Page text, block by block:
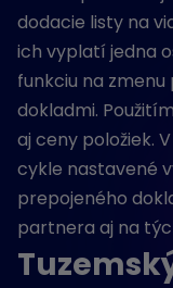
dodacie listy na
ich vyplatí jedna
funkciu na
dokladmi.
aj ceny položiek.
cykle nastavené
prepojeného
partnera aj na